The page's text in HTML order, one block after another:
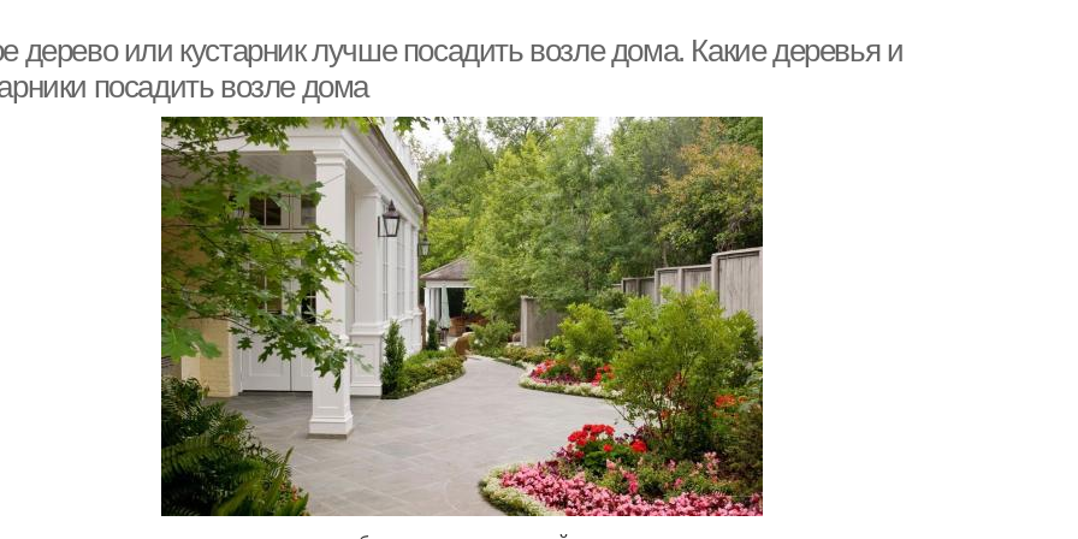
дерево или кустарник лучше посадить возле дома. Какие деревья и
посадить возле дома